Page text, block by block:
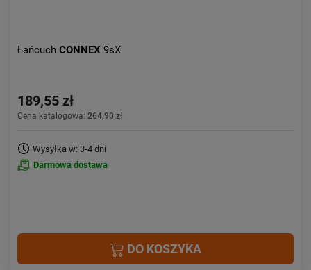
Łańcuch CONNEX 9sX
189,55 zł
Cena katalogowa: 264,90 zł
Wysyłka w: 3-4 dni
Darmowa dostawa
DO KOSZYKA